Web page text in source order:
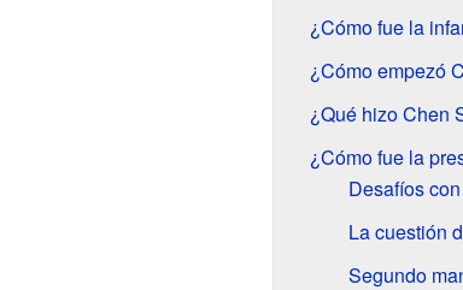
¿Cómo fue la
¿Cómo empezó
¿Qué hizo Chen
¿Cómo fue la
Desafíos
La cuestión
Segundo